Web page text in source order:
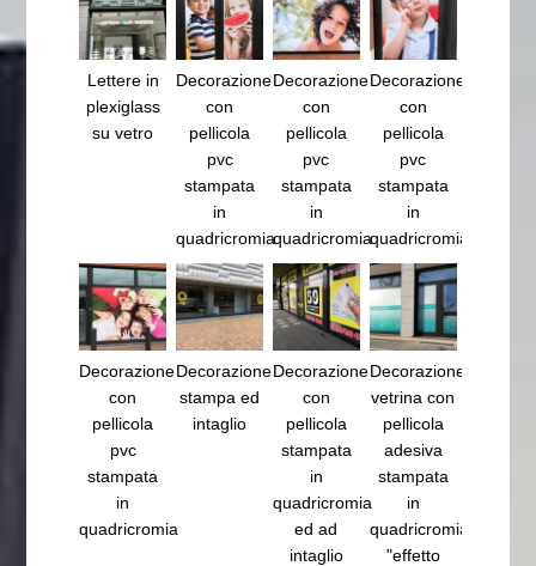
Lettere in
plexiglass
su vetro
Decorazione
con
pellicola
pvc
stampata
in
quadricromia
Decorazione
con
pellicola
pvc
stampata
in
quadricromia
Decorazione
con
pellicola
pvc
stampata
in
quadricromia
Decorazione
con
pellicola
pvc
stampata
in
quadricromia
Decorazione
stampa ed
intaglio
Decorazione
con
pellicola
stampata
in
quadricromia
ed ad
intaglio
Decorazione
vetrina con
pellicola
adesiva
stampata
in
quadricromia
"effetto